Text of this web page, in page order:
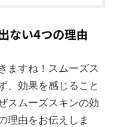
ない4つの理由
ますね！スムーズス
、効果を感じること
スムーズスキンの効
理由をお伝えしま